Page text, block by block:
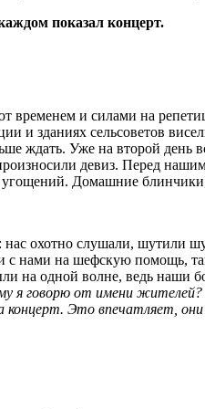
показал концерт.
временем и силами на
зданиях сельсоветов
ждать. Уже на второй
девиз. Перед
Домашние
охотно слушали, шутили
с нами на шефскую
на одной волне, ведь наши
я говорю от имени
концерт. Это впечатляет,